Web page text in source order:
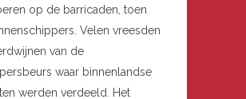
op de barricaden, toen
Velen vreesden
van de
waar binnenlandse
werden verdeeld. Het